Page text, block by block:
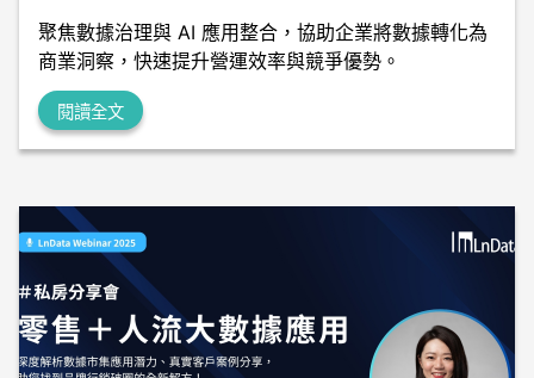
聚焦數據治理與 AI 應用整合，協助企業將數據轉化為
商業洞察，快速提升營運效率與競爭優勢。
閱讀全文